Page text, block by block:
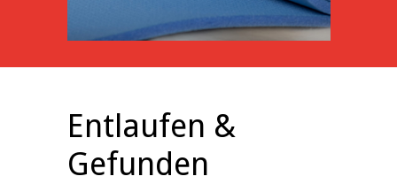
Entlaufen &
Gefunden